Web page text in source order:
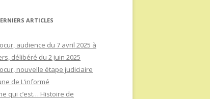
ARTICLES
audience du 7 avril 2025 à
délibéré du 2 juin 2025
nouvelle étape judiciaire
de L’informé
qui c’est… Histoire de